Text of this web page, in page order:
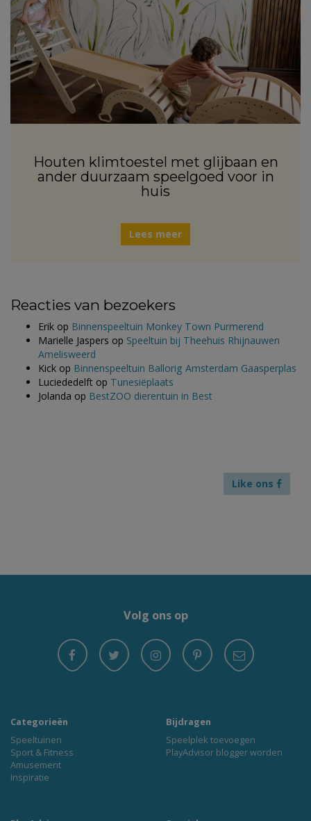
Houten klimtoestel met glijbaan en
ander duurzaam speelgoed voor in
huis
Lees meer
Reacties van bezoekers
Erik op Binnenspeeltuin Monkey Town Purmerend
Marielle Jaspers op Speeltuin bij Theehuis Rhijnauwen
Amelisweerd
Kick op Binnenspeeltuin Ballorig Amsterdam Gaasperplas
Luciededelft op Tunesiëplaats
Jolanda op BestZOO dierentuin in Best
Like ons
Volg ons op
Categorieën
Speeltuinen
Sport & Fitness
Amusement
Inspiratie
Bijdragen
Speelplek toevoegen
PlayAdvisor blogger worden